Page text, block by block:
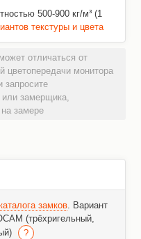
500-900 кг/м³ (1
текстуры и цвета
отличаться от
цветопередачи монитора
запросите
замерщика,
замере
замков. Вариант
(трёхригельный,